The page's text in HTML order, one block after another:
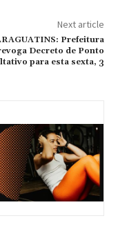
Next article
Prefeitura
Decreto de Ponto
para esta sexta, 3